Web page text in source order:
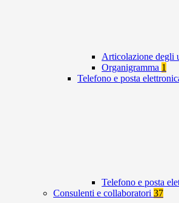
Articolazione degli
Organigramma 1
Telefono e posta
Telefono e posta
Consulenti e collaboratori 37